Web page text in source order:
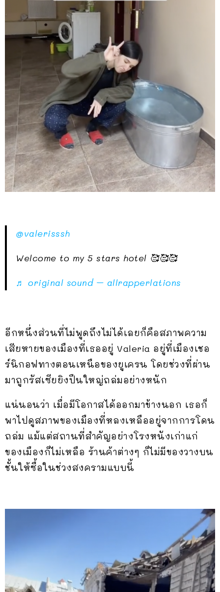
@valerisssh
Welcome to my 5 stars hotel 🥰🥰🥰
♬ original sound – allrapperlations
อีกหนึ่งส่วนที่ไม่พูดถึงไม่ได้เลยก็คือสภาพความ
เสียหายของเมืองที่เธออยู่ Valeria อยู่ที่เมืองเชอ
ร์นิกอฟทางตอนเหนือของยูเครน โดยช่วงที่ผ่าน
มาถูกรัสเซียยิงปืนใหญ่ถล่มอย่างหนัก
แน่นอนว่า เมื่อมีโอกาสได้ออกมาข้างนอก เธอก็
พาไปดูสภาพของเมืองที่หลงเหลืออยู่จากการโดน
ถล่ม แม้แต่สถานที่สำคัญอย่างโรงหนังเก่าแก่
ของเมืองก็ไม่เหลือ ร้านค้าต่างๆ ก็ไม่มีของวางบน
ชั้นให้ซื้อในช่วงสงครามแบบนี้